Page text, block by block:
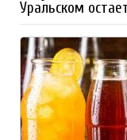
Уральском